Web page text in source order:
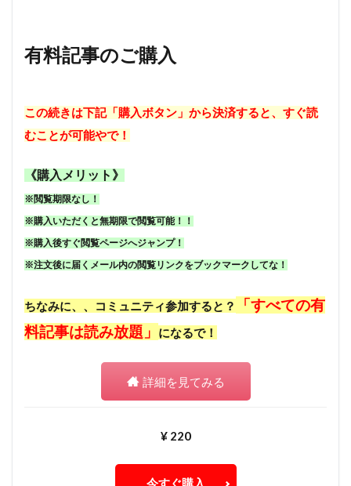
有料記事のご購入
この続きは下記「購入ボタン」から決済すると、すぐ読
むことが可能やで！
《購入メリット》
※閲覧期限なし！
※購入いただくと無期限で閲覧可能！！
※購入後すぐ閲覧ページへジャンプ！
※注文後に届くメール内の閲覧リンクをブックマークしてな！
ちなみに、、コミュニティ参加すると？
「すべての有
料記事は読み放題」
になるで！
詳細を見てみる
¥ 220
今すぐ購入